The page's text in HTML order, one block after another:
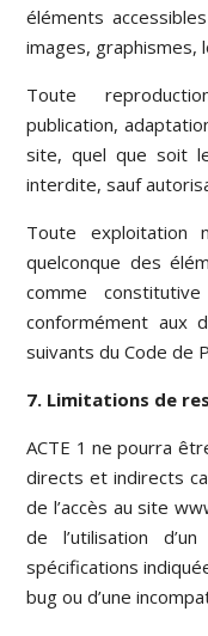
éléments
images, graphismes,
Toute
publication,
site, quel que soit
interdite, sauf
Toute exploitation
quelconque des
comme
conformément aux
suivants du Code de
7. Limitations de
ACTE 1 ne pourra
directs et indirects
de l’accès au site
de l’utilisation
spécifications
bug ou d’une